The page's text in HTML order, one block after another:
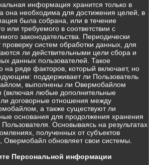
информация хранится только в
она необходима для достижения целей, в
была собрана, или в течение
или требуемого в соответствии с
законодательства. Периодически
систем обработки данных, для
ли действительными цели сбора и
данных пользователей. Такое
на ряде факторов, который включает, но
поддерживает ли Пользователь
выполнены ли Овермобайлом
(включая любые дополнительные
договорные отношения между
а также существуют ли
основания для продолжения хранения
Основываясь на результатах
полученных от субъектов
Овермобайл обновляет свои системы.
Персональной информации